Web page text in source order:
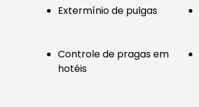
Extermínio de pulgas
Controle de pragas em
hotéis